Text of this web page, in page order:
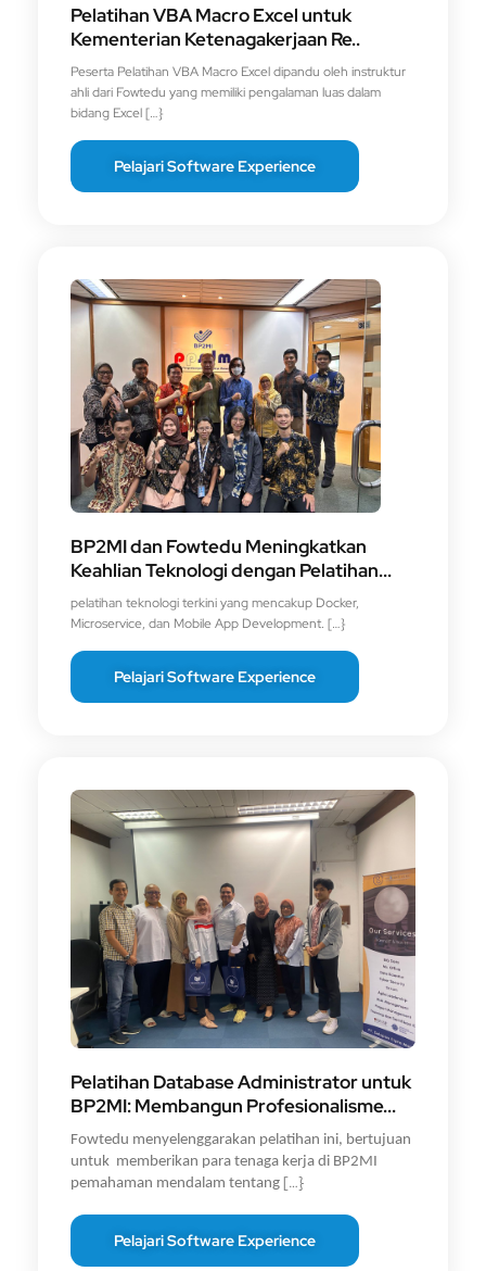
Pelatihan VBA Macro Excel untuk
Kementerian Ketenagakerjaan Re..
Peserta Pelatihan VBA Macro Excel dipandu oleh instruktur
ahli dari Fowtedu yang memiliki pengalaman luas dalam
bidang Excel […}
Pelajari Software Experience
BP2MI dan Fowtedu Meningkatkan
Keahlian Teknologi dengan Pelatihan...
pelatihan teknologi terkini yang mencakup Docker,
Microservice, dan Mobile App Development. […}
Pelajari Software Experience
Pelatihan Database Administrator untuk
BP2MI: Membangun Profesionalisme...
Fowtedu menyelenggarakan pelatihan ini, bertujuan
untuk memberikan para tenaga kerja di BP2MI
pemahaman mendalam tentang […}
Pelajari Software Experience